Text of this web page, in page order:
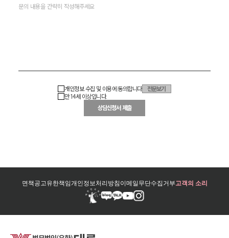
개인정보 수집 및 이용에 동의합니다
전문보기
만 14세 이상입니다.
상담신청서 제출
면책공고유한책임개인정보처리방침이메일무단수집거부고객의 소리